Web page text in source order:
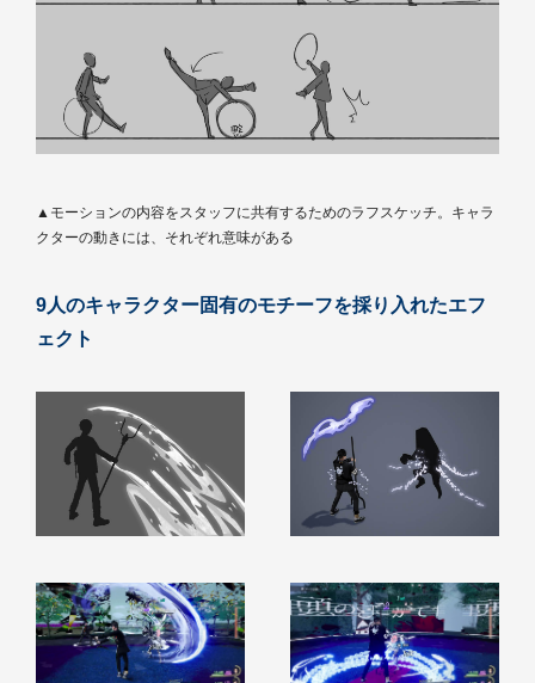
▲モーションの内容をスタッフに共有するためのラフスケッチ。キャラ
クターの動きには、それぞれ意味がある
9人のキャラクター固有のモチーフを採り入れたエフ
ェクト